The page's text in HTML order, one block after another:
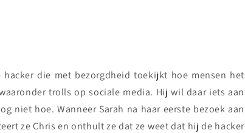
die met bezorgdheid toekijkt hoe mensen het
trolls op sociale media. Hij wil daar iets aan
niet hoe. Wanneer Sarah na haar eerste bezoek aan
ze Chris en onthult ze dat ze weet dat hij de hacker